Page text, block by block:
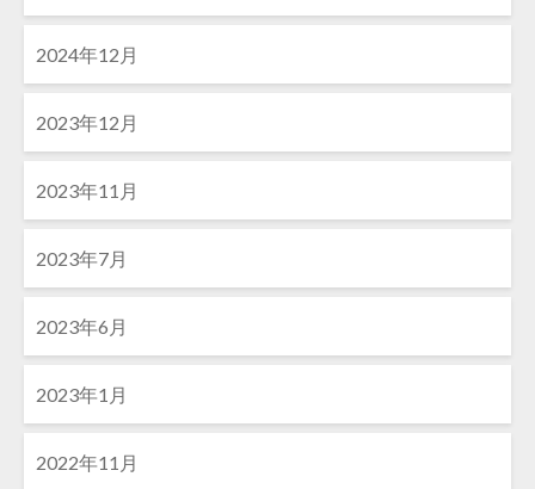
2024年12月
2023年12月
2023年11月
2023年7月
2023年6月
2023年1月
2022年11月